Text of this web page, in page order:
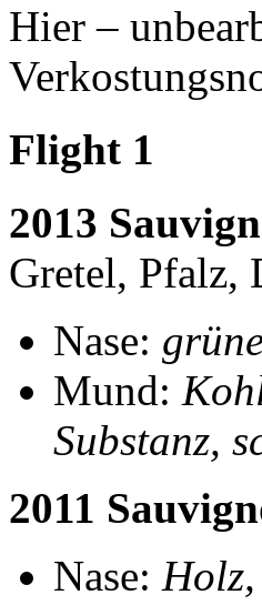
Hier –
Flight 1
2013
Gretel, Pfalz,
Nase:
Mund:
Substanz,
2011
Nase: